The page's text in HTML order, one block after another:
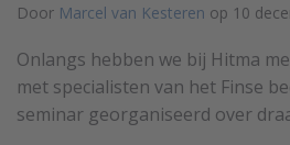
Door Marcel van Kesteren op 10
Onlangs hebben we bij Hitma
met specialisten van het Finse
seminar georganiseerd over